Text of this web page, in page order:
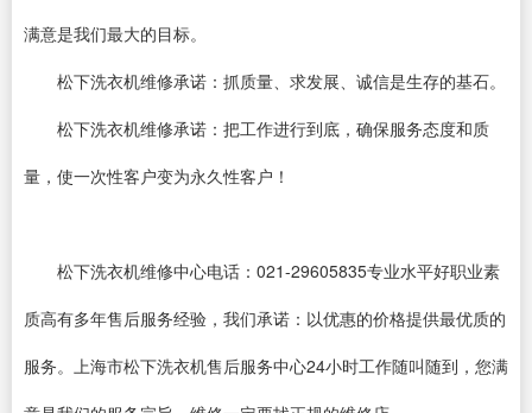
满意是我们最大的目标。
松下洗衣机维修承诺：抓质量、求发展、诚信是生存的基石。
松下洗衣机维修承诺：把工作进行到底，确保服务态度和质
量，使一次性客户变为永久性客户！
松下洗衣机维修中心电话：021-29605835专业水平好职业素
质高有多年售后服务经验，我们承诺：以优惠的价格提供最优质的
服务。上海市松下洗衣机售后服务中心24小时工作随叫随到，您满